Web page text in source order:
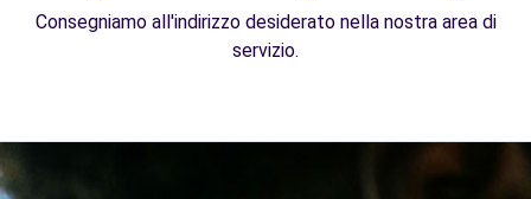
Consegniamo all'indirizzo desiderato nella nostra area di
servizio.